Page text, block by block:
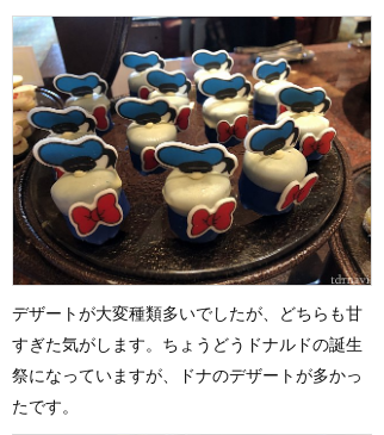
デザートが大変種類多いでしたが、どちらも甘
すぎた気がします。ちょうどうドナルドの誕生
祭になっていますが、ドナのデザートが多かっ
たです。